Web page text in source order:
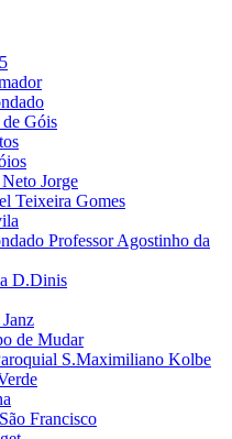
Góis
Jorge
Teixeira Gomes
Professor Agostinho da
D.Dinis
de Mudar
S.Maximiliano Kolbe
Francisco